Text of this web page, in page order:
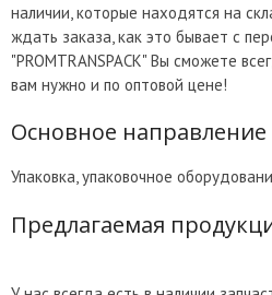
наличии, которые находятся на
ждать заказа, как это бывает с
"PROMTRANSPACK" Вы сможете
вам нужно и по оптовой цене!
Основное направление
Упаковка, упаковочное
Предлагаемая